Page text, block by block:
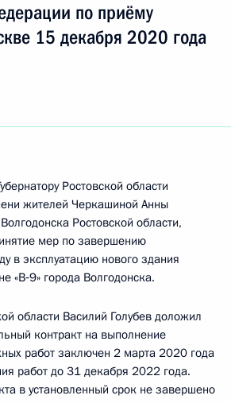
по приёму
15 декабря 2020 года
Ростовской области
жителей Черкашиной Анны
Ростовской области,
мер по завершению
в эксплуатацию нового здания
«В‑9» города Волгодонска.
области Василий Голубев доложил
контракт на выполнение
работ заключен 2 марта 2020 года
работ до 31 декабря 2022 года.
в установленный срок не завершено